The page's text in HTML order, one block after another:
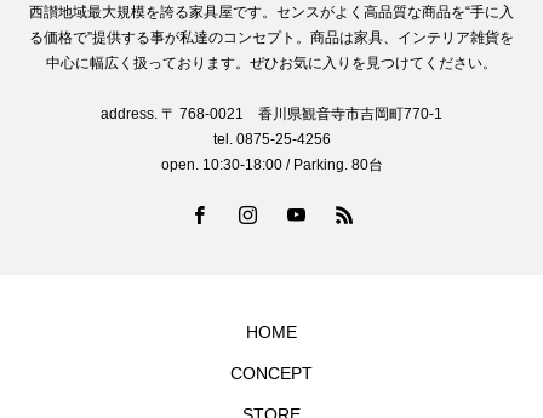
西讃地域最大規模を誇る家具屋です。センスがよく高品質な商品を“手に入
る価格で”提供する事が私達のコンセプト。商品は家具、インテリア雑貨を
中心に幅広く扱っております。ぜひお気に入りを見つけてください。
address. 〒 768-0021 香川県観音寺市吉岡町770-1
tel. 0875-25-4256
open. 10:30-18:00 / Parking. 80台
HOME
CONCEPT